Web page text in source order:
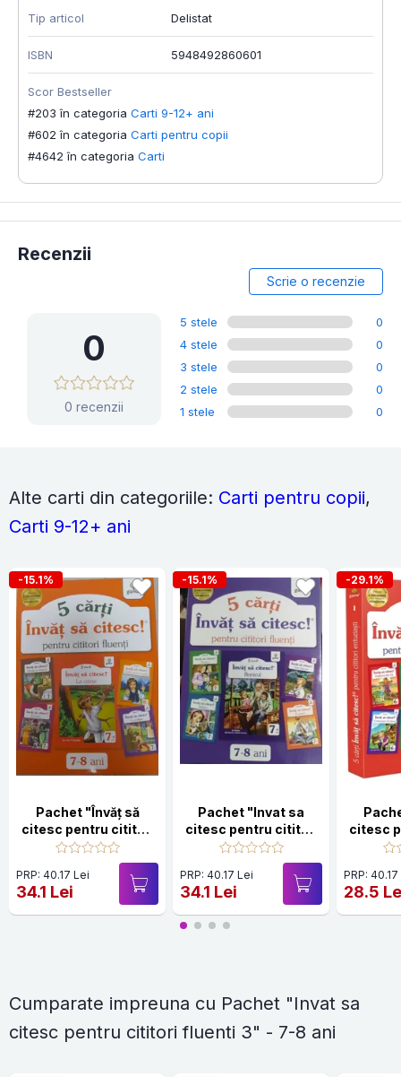
Tip articol Delistat
ISBN 5948492860601
Scor Bestseller
#203 în categoria Carti 9-12+ ani
#602 în categoria Carti pentru copii
#4642 în categoria Carti
Recenzii
Scrie o recenzie
0
0 recenzii
5 stele
0
4 stele
0
3 stele
0
2 stele
0
1 stele
0
Alte carti din categoriile: Carti pentru copii,
Carti 9-12+ ani
-15.1%
Pachet "Învăț să
citesc pentru cititori
fluenți 2" - 7-8 ani
PRP: 40.17 Lei
34.1 Lei
-15.1%
Pachet "Invat sa
citesc pentru cititori
fluenți 1" - 7-8 ani
PRP: 40.17 Lei
34.1 Lei
-29.1%
citesc
PRP:
28.5
Cumparate impreuna cu Pachet "Invat sa
citesc pentru cititori fluenti 3" - 7-8 ani